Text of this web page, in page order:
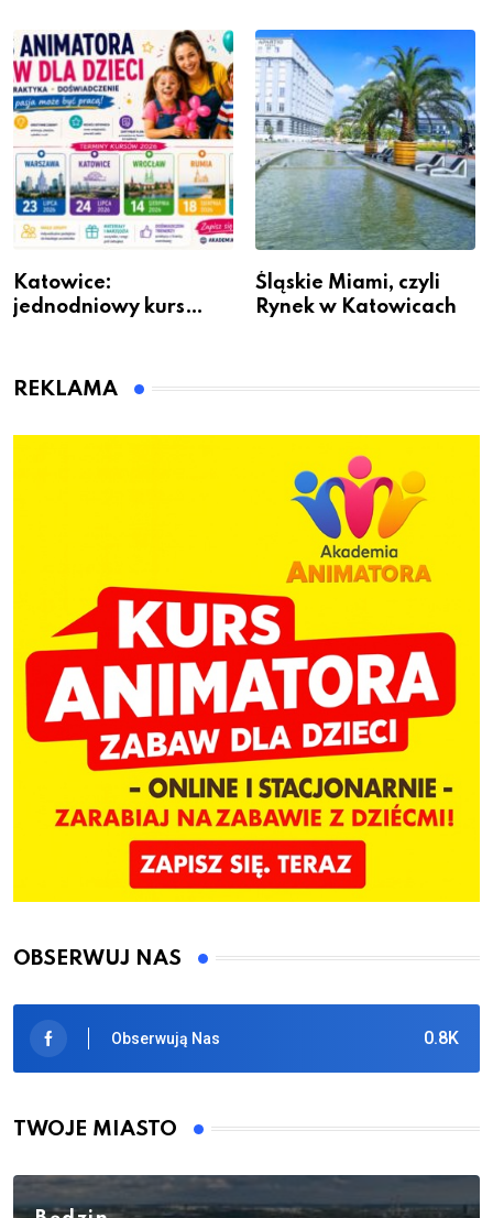
Katowice:
jednodniowy kurs
dzieci
Śląskie Miami, czyli
Rynek w Katowicach
REKLAMA
OBSERWUJ NAS
0.8K
Obserwują Nas
TWOJE MIASTO